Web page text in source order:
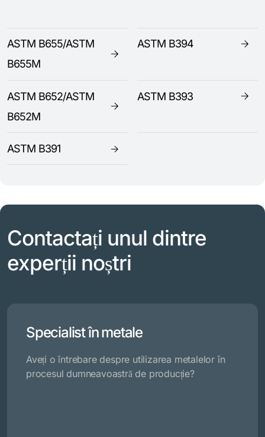
ASTM B655/ASTM
B655M
ASTM B394
ASTM B652/ASTM
B652M
ASTM B393
ASTM B391
Contactați unul dintre
experții noștri
Specialist în metale
Aveți o întrebare despre utilizarea metalelor în
procesul dumneavoastră de producție?